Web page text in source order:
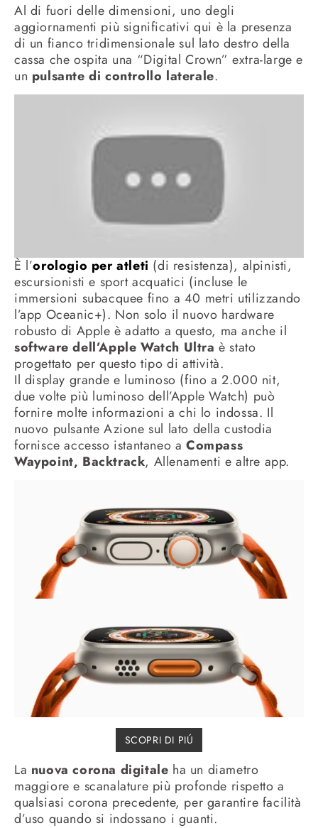
Al di fuori delle dimensioni, uno degli
aggiornamenti più significativi qui è la presenza
di un fianco tridimensionale sul lato destro della
cassa che ospita una “Digital Crown” extra-large e
un pulsante di controllo laterale.
È l’orologio per atleti (di resistenza), alpinisti,
escursionisti e sport acquatici (incluse le
immersioni subacquee fino a 40 metri utilizzando
l’app Oceanic+). Non solo il nuovo hardware
robusto di Apple è adatto a questo, ma anche il
software dell’Apple Watch Ultra è stato
progettato per questo tipo di attività.
Il display grande e luminoso (fino a 2.000 nit,
due volte più luminoso dell’Apple Watch) può
fornire molte informazioni a chi lo indossa. Il
nuovo pulsante Azione sul lato della custodia
fornisce accesso istantaneo a Compass
Waypoint, Backtrack, Allenamenti e altre app.
SCOPRI DI PIÚ
La nuova corona digitale ha un diametro
maggiore e scanalature più profonde rispetto a
qualsiasi corona precedente, per garantire facilità
d’uso quando si indossano i guanti.